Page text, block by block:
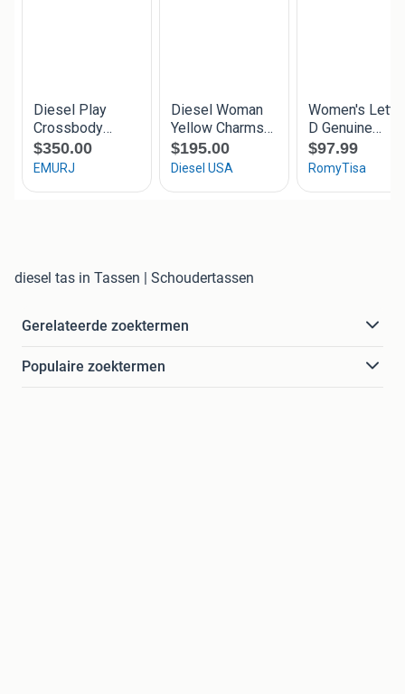
diesel tas in Tassen | Schoudertassen
Gerelateerde zoektermen
Populaire zoektermen